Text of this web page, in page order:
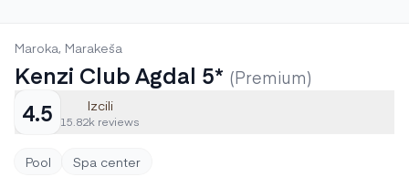
Maroka, Marakeša
Kenzi Club Agdal 5* (Premium)
4.5 Izcili
15.82k reviews
Pool Spa center